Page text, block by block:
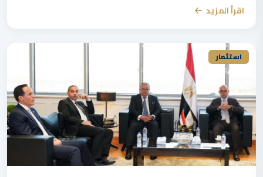
اقرأ المزيد
استثمار